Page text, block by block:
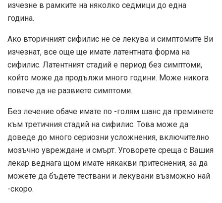
изчезне в рамките на няколко седмици до една
година.
Ако вторичният сифилис не се лекува и симптомите Ви
изчезнат, все още ще имате латентната форма на
сифилис. Латентният стадий е период без симптоми,
който може да продължи много години. Може никога
повече да не развиете симптоми.
Без лечение обаче имате по -голям шанс да преминете
към третичния стадий на сифилис. Това може да
доведе до много сериозни усложнения, включително
мозъчно увреждане и смърт. Уговорете среща с Вашия
лекар веднага щом имате някакви притеснения, за да
можете да бъдете тествани и лекувани възможно най
-скоро.